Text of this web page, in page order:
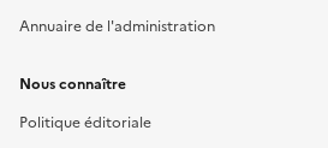
Annuaire de l'administration
Nous connaître
Politique éditoriale